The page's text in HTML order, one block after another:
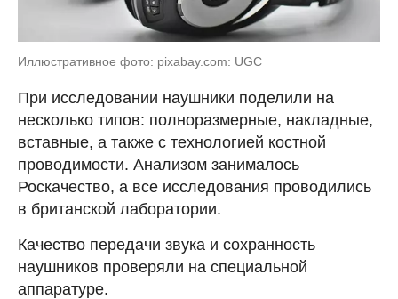
Иллюстративное фото: pixabay.com: UGC
При исследовании наушники поделили на
несколько типов: полноразмерные, накладные,
вставные, а также с технологией костной
проводимости. Анализом занималось
Роскачество, а все исследования проводились
в британской лаборатории.
Качество передачи звука и сохранность
наушников проверяли на специальной
аппаратуре.